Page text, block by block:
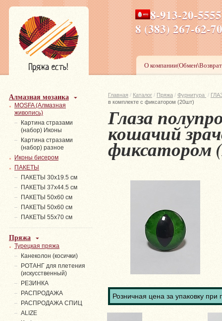
8-913-20-
8 (383) 267-
ПН-ПТ 8-17,СБ-ВС 9-
О
Главная / Каталог / Пряжа / Фурнитура /
в комплекте с фиксатором (20шт)
Глаза
кошачий
фиксатором
Розничная цена за упаковку при
Алмазная мозаика
MOSFA (Алмазная
живопись)
Картина стразами
(набор) Иконы
Картина стразами
(набор) разное
Иконы бисером
ПАКЕТЫ
ПАКЕТЫ 30х19.5 см
ПАКЕТЫ 37х44.5 см
ПАКЕТЫ 50х60 см
ПАКЕТЫ 50х60 см
ПАКЕТЫ 55х70 см
Пряжа
Турецкая пряжа
Канеколон (косички)
РОТАНГ для плетения
(искусственный)
PЕЗИНКА
РАСПРОДАЖА
РАСПРОДАЖА СПИЦ
ALIZE